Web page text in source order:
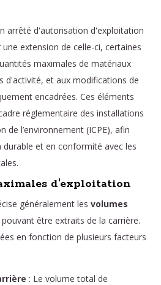
arrêté d'autorisation d'exploitation
extension de celle-ci, certaines
maximales de matériaux
d'activité, et aux modifications de
encadrées. Ces éléments
réglementaire des installations
de l’environnement (ICPE), afin
et en conformité avec les
d'exploitation
généralement les volumes
être extraits de la carrière.
en fonction de plusieurs facteurs
: Le volume total de